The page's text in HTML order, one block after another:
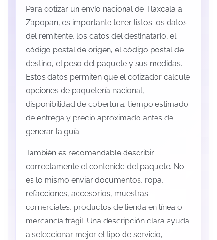
Para cotizar un envío nacional de Tlaxcala a
Zapopan, es importante tener listos los datos
del remitente, los datos del destinatario, el
código postal de origen, el código postal de
destino, el peso del paquete y sus medidas.
Estos datos permiten que el cotizador calcule
opciones de paquetería nacional,
disponibilidad de cobertura, tiempo estimado
de entrega y precio aproximado antes de
generar la guía.
También es recomendable describir
correctamente el contenido del paquete. No
es lo mismo enviar documentos, ropa,
refacciones, accesorios, muestras
comerciales, productos de tienda en línea o
mercancía frágil. Una descripción clara ayuda
a seleccionar mejor el tipo de servicio,